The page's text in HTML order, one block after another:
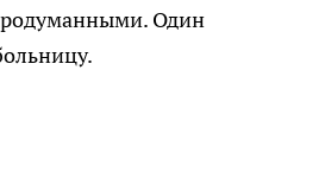
Один